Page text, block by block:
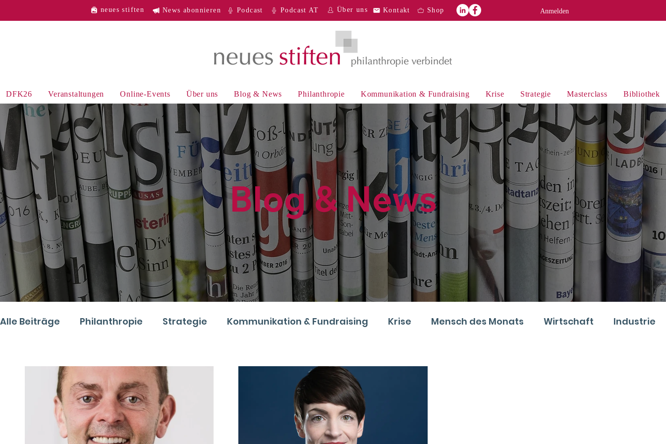
neues stiften News abonnieren Podcast Podcast AT Über uns Kontakt Shop Anmelden
DFK26 Veranstaltungen Online-Events Über uns Blog & News Philanthropie Kommunikation & Fundraising Krise Strategie Masterclass Bibliothek
Blog & News
Alle Beiträge Philanthropie Strategie Kommunikation & Fundraising Krise Mensch des Monats Wirtschaft Industrie